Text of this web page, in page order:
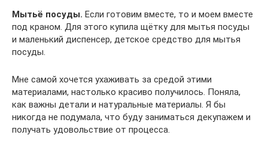
Мытьё посуды. Если готовим вместе, то и моем вместе
под краном. Для этого купила щётку для мытья посуды
и маленький диспенсер, детское средство для мытья
посуды.
Мне самой хочется ухаживать за средой этими
материалами, настолько красиво получилось. Поняла,
как важны детали и натуральные материалы. Я бы
никогда не подумала, что буду заниматься декупажем и
получать удовольствие от процесса.